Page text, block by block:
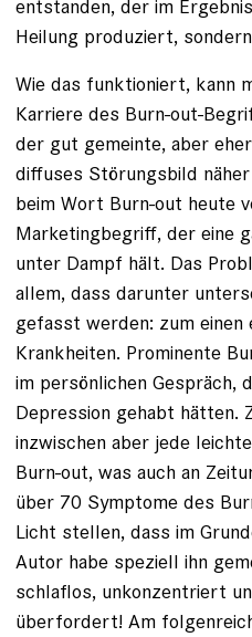
entstanden, der im
Heilung produziert,
Wie das funktioniert, kann
Karriere des Burn-out-
der gut gemeinte, aber
diffuses Störungsbild
beim Wort Burn-out heute
Marketingbegriff, der eine
unter Dampf hält. Das
allem, dass darunter
gefasst werden: zum einen
Krankheiten. Prominente
im persönlichen Gespräch,
Depression gehabt hätten.
inzwischen aber jede
Burn-out, was auch an
über 70 Symptome des
Licht stellen, dass im
Autor habe speziell ihn
schlaflos, unkonzentriert
überfordert! Am